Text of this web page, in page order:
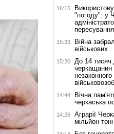
16:15
"погоду": у
15:33
Війна
військових
15:20
До 14 тисяч
черкащанин
незаконного
14:44
Вічна
черкаська
14:26
Аграрії
мільйон